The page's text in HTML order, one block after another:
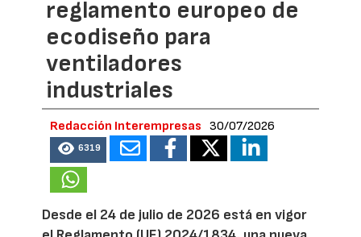
reglamento europeo de
ecodiseño para
ventiladores
industriales
Redacción Interempresas 30/07/2026
6319
Desde el 24 de julio de 2026 está en vigor